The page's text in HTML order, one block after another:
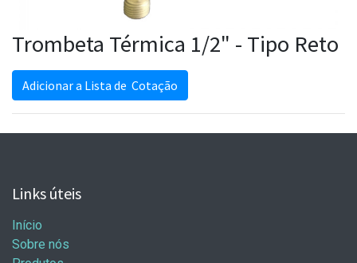
Trombeta Térmica 1/2" - Tipo Reto
Adicionar a Lista de Cotação
Links úteis
Início
Sobre nós